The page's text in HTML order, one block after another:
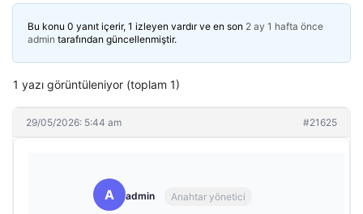
Bu konu 0 yanıt içerir, 1 izleyen vardır ve en son 2 ay 1 hafta önce
admin tarafından güncellenmiştir.
1 yazı görüntüleniyor (toplam 1)
29/05/2026: 5:44 am #21625
A admin Anahtar yönetici